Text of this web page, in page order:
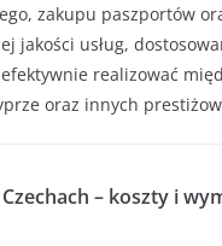
zakupu paszportów
jakości usług,
realizować
oraz innych
– koszty i